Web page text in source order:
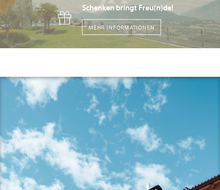
Schenken bringt Freu(n)de!
MEHR INFORMATIONEN